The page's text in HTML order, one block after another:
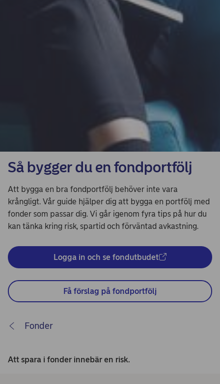
Så bygger du en fondportfölj
Att bygga en bra fondportfölj behöver inte vara
krångligt. Vår guide hjälper dig att bygga en portfölj med
fonder som passar dig. Vi går igenom fyra tips på hur du
kan tänka kring risk, spartid och förväntad avkastning.
Logga in och se fondutbudet
Få förslag på fondportfölj
Fonder
Att spara i fonder innebär en risk.